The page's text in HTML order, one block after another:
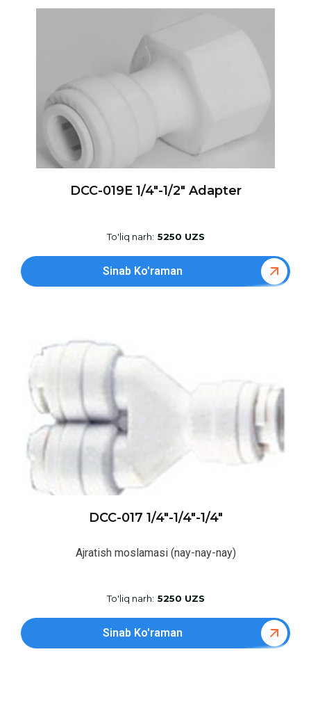
DCC-019E 1/4″-1/2″ Adapter
To'liq narh: 5250 UZS
Sinab Ko'raman
DCC-017 1/4″-1/4″-1/4″
Ajratish moslamasi (nay-nay-nay)
To'liq narh: 5250 UZS
Sinab Ko'raman